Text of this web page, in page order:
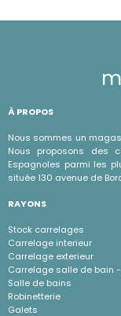
À PROPOS
Nous sommes un
Nous proposons des
Espagnoles parmi les
située 130 avenue de
RAYONS
Stock carrelages
Carrelage interieur
Carrelage exterieur
Carrelage salle de bain
Salle de bains
Robinetterie
Galets